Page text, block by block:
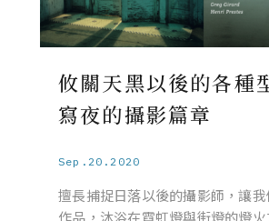
攸關天黑以後的各種
寫夜的攝影篇章
Sep.20.2020
擅長捕捉日落以後的攝影師，讓
作品，沐浴在霓虹燈與街燈的燈